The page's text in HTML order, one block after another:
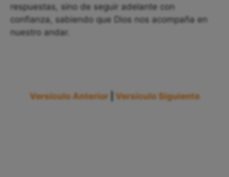
respuestas, sino de seguir adelante con
confianza, sabiendo que Dios nos acompaña en
nuestro andar.
Versículo Anterior Versículo Siguiente